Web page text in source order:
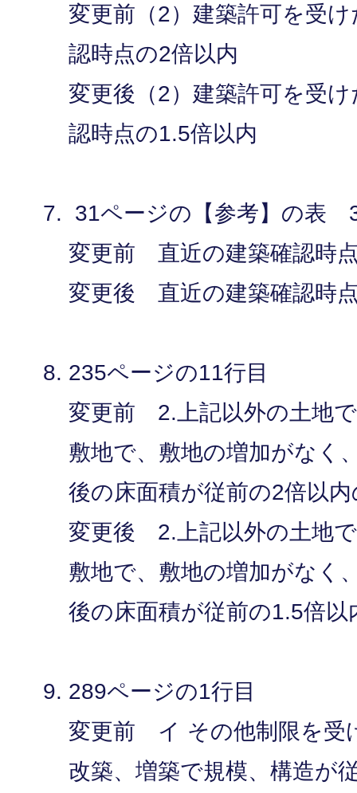
変更前（2）建築許可を受
認時点の2倍以内
変更後（2）建築許可を受
認時点の1.5倍以内
31ページの【参考】の表
変更前 直近の建築確認時
変更後 直近の建築確認時
235ページの11行目
変更前 2.上記以外の土地
敷地で、敷地の増加がなく
後の床面積が従前の2倍以
変更後 2.上記以外の土地
敷地で、敷地の増加がなく
後の床面積が従前の1.5倍以
289ページの1行目
変更前 イ その他制限を
改築、増築で規模、構造が